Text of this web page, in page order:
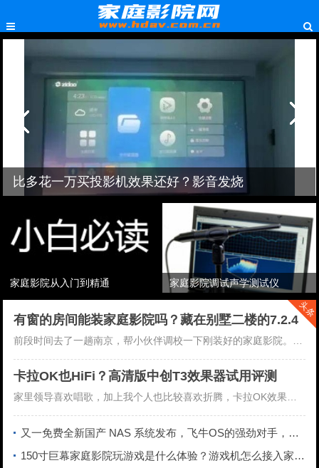
比多花一万买投影机效果还好？影音发烧
家庭影院从入门到精通
推荐
家庭影院调试声学测试仪
推荐
头条
有窗的房间能装家庭影院吗？藏在别墅二楼的7.2.4
全景声影音室
卡拉OK也HiFi？高清版中创T3效果器试用评测
又一免费全新国产 NAS 系统发布，飞牛OS的强劲对手，闲置电脑就能跑的GEAK OS
150寸巨幕家庭影院玩游戏是什么体验？游戏机怎么接入家庭影院？